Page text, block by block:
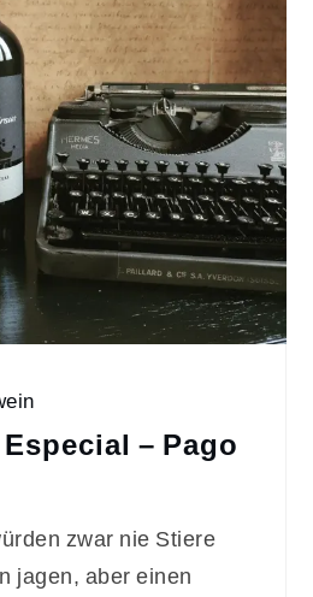
– Pago
zwar nie Stiere
jagen, aber einen